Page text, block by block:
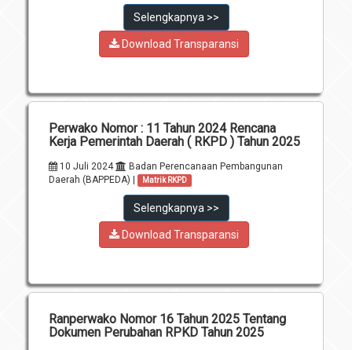
Selengkapnya >>
Download Transparansi
Perwako Nomor : 11 Tahun 2024 Rencana
Kerja Pemerintah Daerah ( RKPD ) Tahun 2025
10 Juli 2024
Badan Perencanaan Pembangunan
Daerah (BAPPEDA) |
Matrik RKPD
Selengkapnya >>
Download Transparansi
Ranperwako Nomor 16 Tahun 2025 Tentang
Dokumen Perubahan RPKD Tahun 2025